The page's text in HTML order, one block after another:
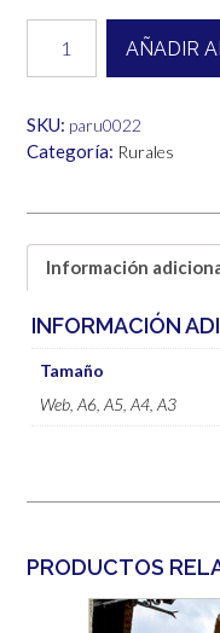
cantidad
AÑADIR
SKU: paru0022
Categoría: Rurales
Información
INFORMACIÓN
Tamaño
Web ,A6 ,A5 ,A4 ,A3
PRODUCTOS